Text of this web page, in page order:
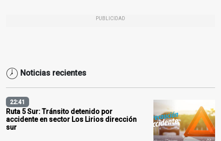
PUBLICIDAD
Noticias recientes
22:41
Ruta 5 Sur: Tránsito detenido por
accidente en sector Los Lirios dirección
sur